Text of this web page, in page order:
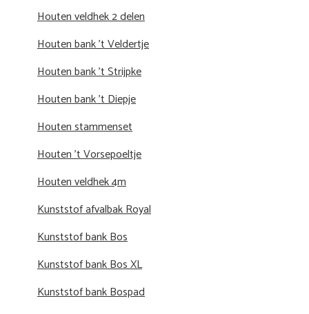
Houten veldhek 2 delen
Houten bank 't Veldertje
Houten bank 't Strijpke
Houten bank 't Diepje
Houten stammenset
Houten 't Vorsepoeltje
Houten veldhek 4m
Kunststof afvalbak Royal
Kunststof bank Bos
Kunststof bank Bos XL
Kunststof bank Bospad